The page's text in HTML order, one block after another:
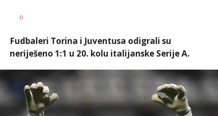
AUTOR
0
Fudbaleri Torina i Juventusa odigrali su
neriješeno 1:1 u 20. kolu italijanske Serije A.